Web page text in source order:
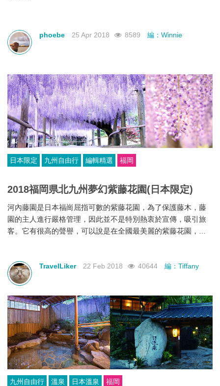
phoebe 25 Apr 2018 8589 編：Winnie
日本限定 九州自由行 編輯精選 福岡
2018福岡県北九州夢幻紫藤花園(日本限定)
河內藤園是日本福崗屈指可數的紫藤花園，為了保護藤木，藤
園的主人進行嚴格管理，因此並不是特別熱衷於宣傳，吸引旅
客。它有很高的聲譽，可以說是在全國最美麗的紫藤花園，快
TravelLiker 22 Feb 2018 40644 編：Tiffany
九州自由行 溫泉 日本溫泉 福岡